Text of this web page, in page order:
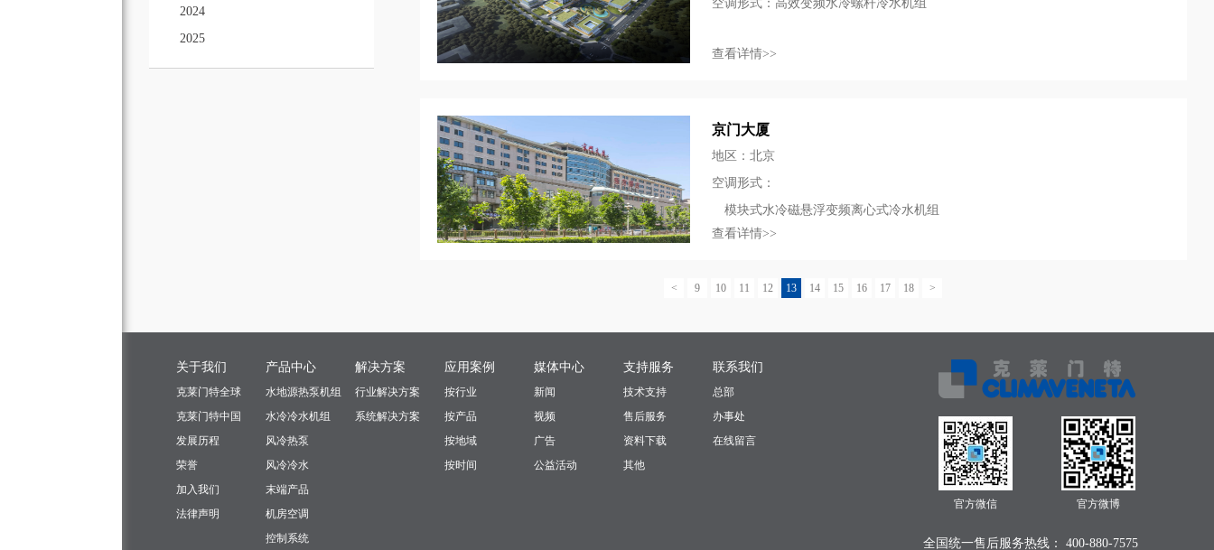
2024
2025
空调形式：高效变频水冷螺杆冷水机组
查看详情>>
京门大厦
地区：北京
空调形式：
模块式水冷磁悬浮变频离心式冷水机组
查看详情>>
< 9 10 11 12 13 14 15 16 17 18 >
关于我们
克莱门特全球
克莱门特中国
发展历程
荣誉
加入我们
法律声明
产品中心
水地源热泵机组
水冷冷水机组
风冷热泵
风冷冷水
末端产品
机房空调
控制系统
解决方案
行业解决方案
系统解决方案
应用案例
按行业
按产品
按地域
按时间
媒体中心
新闻
视频
广告
公益活动
支持服务
技术支持
售后服务
资料下载
其他
联系我们
总部
办事处
在线留言
官方微信 官方微博
全国统一售后服务热线： 400-880-7575